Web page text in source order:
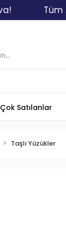
Tüm
Çok Satılanlar
Taşlı Yüzükler